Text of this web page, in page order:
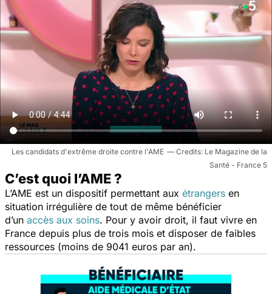
Les candidats d'extrême droite contre l'AME
Le Magazine de la
Santé - France 5
C’est quoi l’AME ?
L’AME est un dispositif permettant aux étrangers en
situation irrégulière de tout de même bénéficier
d’un accès aux soins. Pour y avoir droit, il faut vivre en
France depuis plus de trois mois et disposer de faibles
ressources (moins de 9041 euros par an).